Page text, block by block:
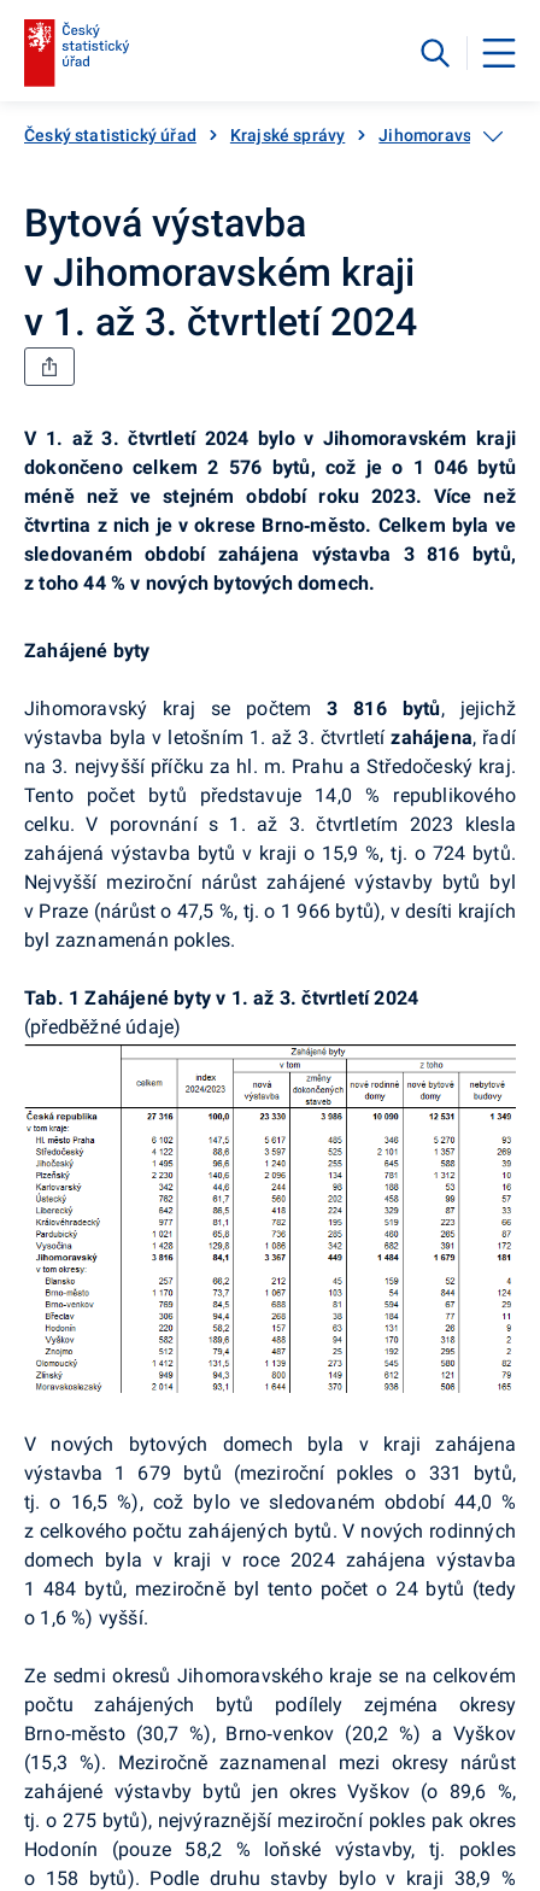
Český statistický úřad Krajské správy Jihomoravský kraj
Bytová výstavba
v Jihomoravském kraji
v 1. až 3. čtvrtletí 2024
V 1. až 3. čtvrtletí 2024 bylo v Jihomoravském kraji
dokončeno celkem 2 576 bytů, což je o 1 046 bytů
méně než ve stejném období roku 2023. Více než
čtvrtina z nich je v okrese Brno‑město. Celkem byla ve
sledovaném období zahájena výstavba 3 816 bytů,
z toho 44 % v nových bytových domech.
Zahájené byty
Jihomoravský kraj se počtem3 816 bytů, jejichž
výstavba byla v letošním 1. až 3. čtvrtletízahájena, řadí
na 3. nejvyšší příčku za hl. m. Prahu a Středočeský kraj.
Tento počet bytů představuje 14,0 % republikového
celku. V porovnání s 1. až 3. čtvrtletím 2023 klesla
zahájená výstavba bytů v kraji o 15,9 %, tj. o 724 bytů.
Nejvyšší meziroční nárůst zahájené výstavby bytů byl
v Praze (nárůst o 47,5 %, tj. o 1 966 bytů), v desíti krajích
byl zaznamenán pokles.
Tab. 1 Zahájené byty v 1. až 3. čtvrtletí 2024
(předběžné údaje)
V nových bytových domech byla v kraji zahájena
výstavba 1 679 bytů (meziroční pokles o 331 bytů,
tj. o 16,5 %), což bylo ve sledovaném období 44,0 %
z celkového počtu zahájených bytů. V nových rodinných
domech byla v kraji v roce 2024 zahájena výstavba
1 484 bytů, meziročně byl tento počet o 24 bytů (tedy
o 1,6 %) vyšší.
Ze sedmi okresů Jihomoravského kraje se na celkovém
počtu zahájených bytů podílely zejména okresy
Brno‑město (30,7 %), Brno‑venkov (20,2 %) a Vyškov
(15,3 %). Meziročně zaznamenal mezi okresy nárůst
zahájené výstavby bytů jen okres Vyškov (o 89,6 %,
tj. o 275 bytů), nejvýraznější meziroční pokles pak okres
Hodonín (pouze 58,2 % loňské výstavby, tj. pokles
o 158 bytů). Podle druhu stavby bylo v kraji 38,9 %